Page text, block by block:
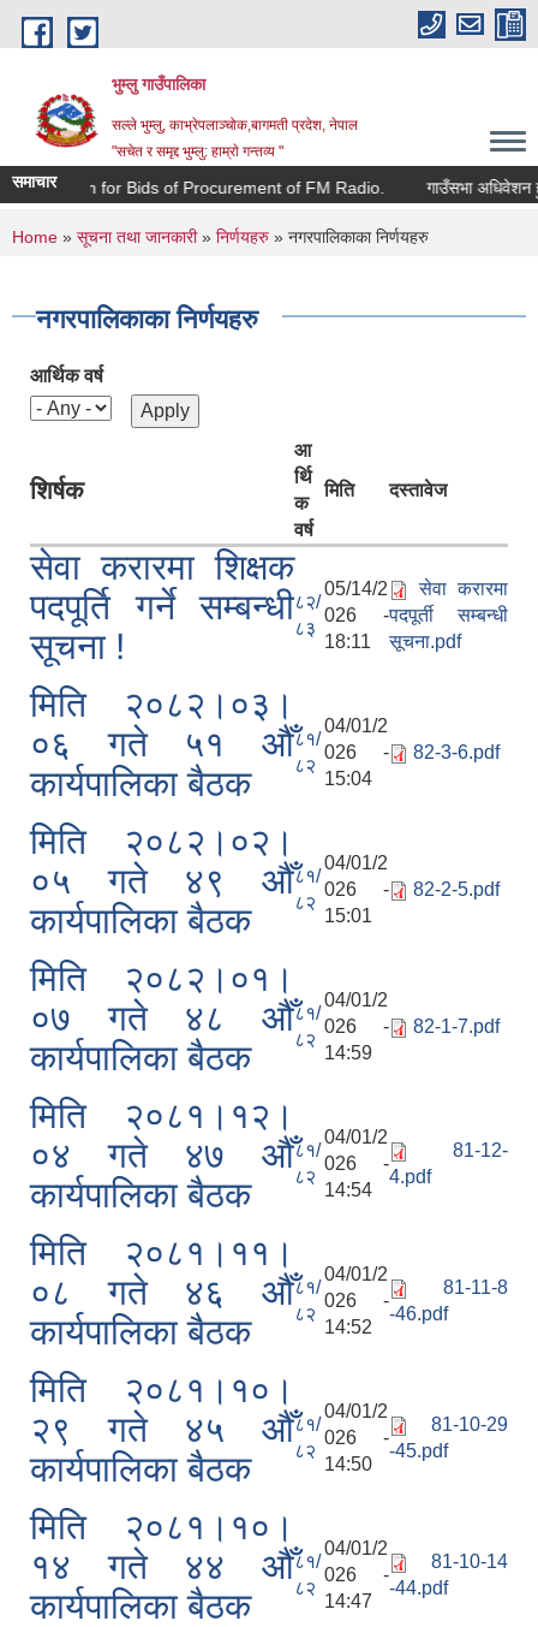
Skip to main content
भुम्लु गाउँपालिका
सल्ले भुम्लु, काभ्रेपलाञ्चोक,बागमती प्रदेश, नेपाल
"सचेत र समृद्द भुम्लु: हाम्राे गन्तव्य "
समाचार Invitation for Bids of Procurement of FM Radio. गाउँसभा अधिवेशन
You are here
Home » सूचना तथा जानकारी» निर्णयहरु » नगरपालिकाका निर्णयहरु
नगरपालिकाका निर्णयहरु
आर्थिक वर्ष
शिर्षक
आ
र्थि
क
वर्ष
मिति दस्तावेज
सेवा करारमा शिक्षक
पदपूर्ति गर्ने सम्बन्धी
सूचना !
८२/
८३
05/14/2
026 -
18:11
स‍ेवा करारमा
पदपूर्ती सम्बन्धी
सूचना.pdf
मिति २०८२।०३।
०६ गते ५१ ‌औँ
कार्यपालिका बैठक
८१/
८२
04/01/2
026 -
15:04
82-3-6.pdf
मिति २०८२।०२।
०५ गते ४९ ‌औँ
कार्यपालिका बैठक
८१/
८२
04/01/2
026 -
15:01
82-2-5.pdf
मिति २०८२।०१।
०७ गते ४८ ‌औँ
कार्यपालिका बैठक
८१/
८२
04/01/2
026 -
14:59
82-1-7.pdf
मिति २०८१।१२।
०४ गते ४७ ‌औँ
कार्यपालिका बैठक
८१/
८२
04/01/2
026 -
14:54
81-12-
4.pdf
मिति २०८१।११।
०८ गते ४६ ‌औँ
कार्यपालिका बैठक
८१/
८२
04/01/2
026 -
14:52
81-11-8
-46.pdf
मिति २०८१।१०।
२९ गते ४५ ‌औँ
कार्यपालिका बैठक
८१/
८२
04/01/2
026 -
14:50
81-10-29
-45.pdf
मिति २०८१।१०।
१४ गते ४४ ‌औँ
कार्यपालिका बैठक
८१/
८२
04/01/2
026 -
14:47
81-10-14
-44.pdf